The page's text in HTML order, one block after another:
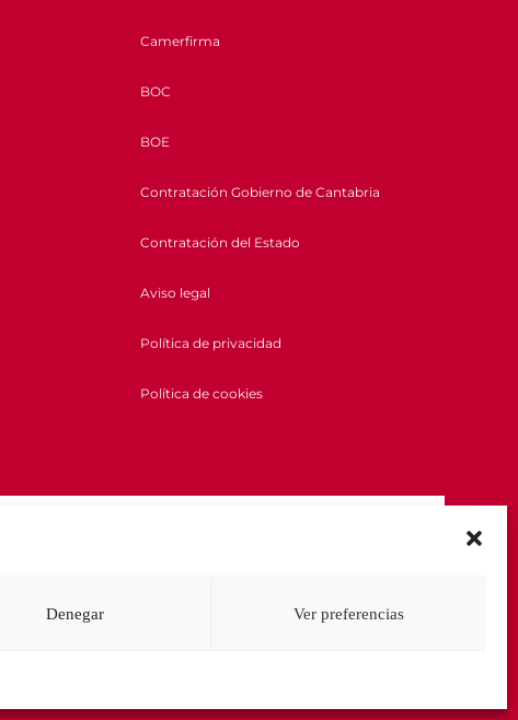
Denegar Ver preferencias
Camerfirma
BOC
BOE
Contratación Gobierno de Cantabria
Contratación del Estado
Aviso legal
Política de privacidad
Política de cookies